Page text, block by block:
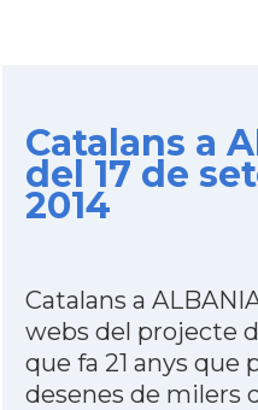
Catalans a
del 17 de
2014
Catalans a
webs del projecte
que fa 21 anys que
desenes de milers